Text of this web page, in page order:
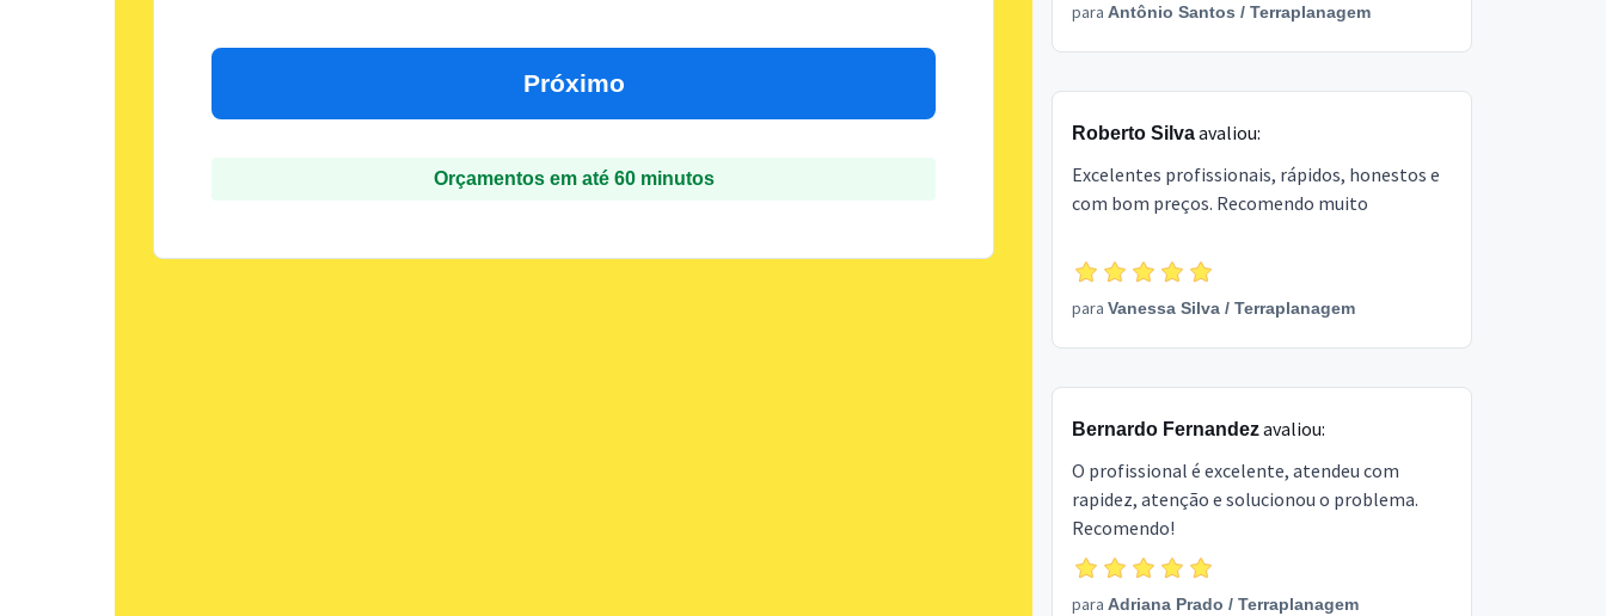
Próximo
Orçamentos em até 60 minutos
para Antônio Santos / Terraplanagem
Roberto Silvaavaliou:
Excelentes profissionais, rápidos, honestos e
com bom preços. Recomendo muito
para Vanessa Silva / Terraplanagem
Bernardo Fernandezavaliou:
O profissional é excelente, atendeu com
rapidez, atenção e solucionou o problema.
Recomendo!
para Adriana Prado / Terraplanagem